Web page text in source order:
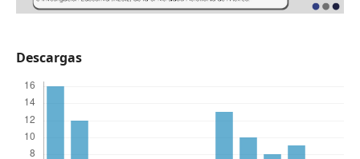
Descargas